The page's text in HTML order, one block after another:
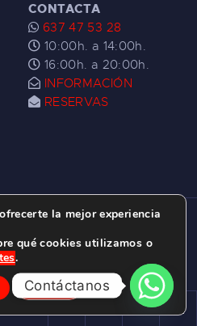
CONTACTA
637 47 53 28
10:00h. a 14:00h.
16:00h. a 20:00h.
INFORMACIÓN
RESERVAS
LAS DUNAS ©
2026.
GALAN 1, SALINAS
la mejor experiencia
qué cookies utilizamos o
.
Ajustes
Contáctanos